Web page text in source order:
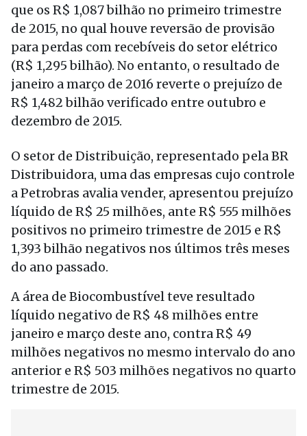
que os R$ 1,087 bilhão no primeiro trimestre
de 2015, no qual houve reversão de provisão
para perdas com recebíveis do setor elétrico
(R$ 1,295 bilhão). No entanto, o resultado de
janeiro a março de 2016 reverte o prejuízo de
R$ 1,482 bilhão verificado entre outubro e
dezembro de 2015.
O setor de Distribuição, representado pela BR
Distribuidora, uma das empresas cujo controle
a Petrobras avalia vender, apresentou prejuízo
líquido de R$ 25 milhões, ante R$ 555 milhões
positivos no primeiro trimestre de 2015 e R$
1,393 bilhão negativos nos últimos três meses
do ano passado.
A área de Biocombustível teve resultado
líquido negativo de R$ 48 milhões entre
janeiro e março deste ano, contra R$ 49
milhões negativos no mesmo intervalo do ano
anterior e R$ 503 milhões negativos no quarto
trimestre de 2015.